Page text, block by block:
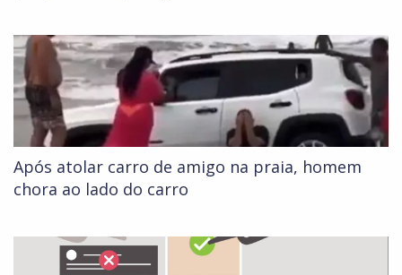
Após atolar carro de amigo na praia, homem
chora ao lado do carro